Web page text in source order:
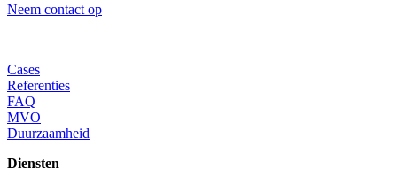
Neem contact op
Cases
Referenties
FAQ
MVO
Duurzaamheid
Diensten